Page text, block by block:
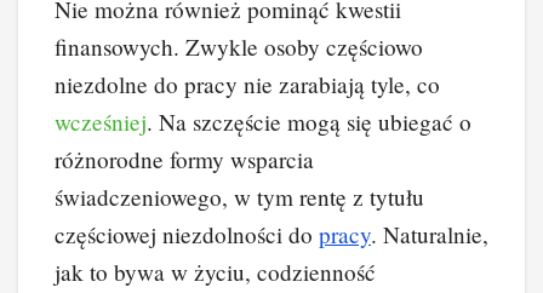
Nie można również pominąć kwestii
finansowych. Zwykle osoby częściowo
niezdolne do pracy nie zarabiają tyle, co
wcześniej. Na szczęście mogą się ubiegać o
różnorodne formy wsparcia
świadczeniowego, w tym rentę z tytułu
częściowej niezdolności do pracy. Naturalnie,
jak to bywa w życiu, codzienność